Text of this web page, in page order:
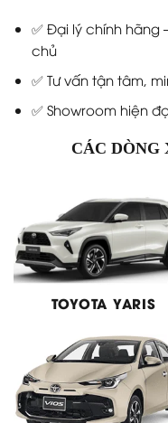
✅ Đại lý chính hãng
chủ
✅ Tư vấn tận tâm,
✅ Showroom hiện
CÁC DÒNG
TOYOTA YARIS